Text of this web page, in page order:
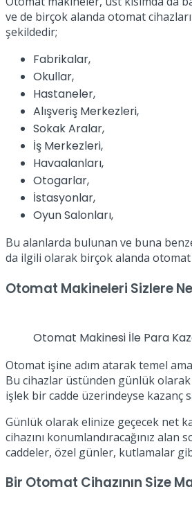
ve de birçok alanda otomat
şekildedir;
Fabrikalar,
Okullar,
Hastaneler,
Alışveriş Merkezleri,
Sokak Aralar,
İş Merkezleri,
Havaalanları,
Otogarlar,
İstasyonlar,
Oyun Salonları,
Bu alanlarda bulunan ve buna
da ilgili olarak birçok alanda
Otomat Makineleri Sizlere
Otomat Makinesi İle Para
Otomat işine adım atarak temel
Bu cihazlar üstünden günlük olarak
işlek bir cadde üzerindeyse kazanç
Günlük olarak elinize geçecek net
cihazını konumlandıracağınız
caddeler, özel günler, kutlamalar
Bir Otomat Cihazının Size